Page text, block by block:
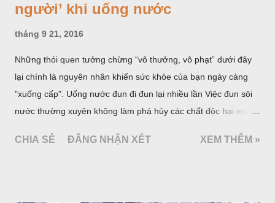
người’ khi uống nước
tháng 9 21, 2016
Những thói quen tưởng chừng “vô thưởng, vô phạt” dưới đây
lại chính là nguyên nhân khiến sức khỏe của bạn ngày càng
"xuống cấp". Uống nước đun đi đun lại nhiều lần Việc đun sôi
nước thường xuyên không làm phá hủy các chất độc hại mà
sức khoẻ sẽ xảy ra. Trong nước thông thường có chứa hàm
CHIA SẺ ĐĂNG NHẬN XÉT XEM THÊM »